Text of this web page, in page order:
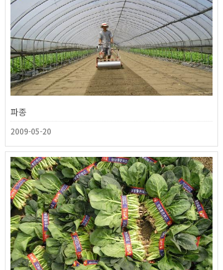
파종
2009-05-20